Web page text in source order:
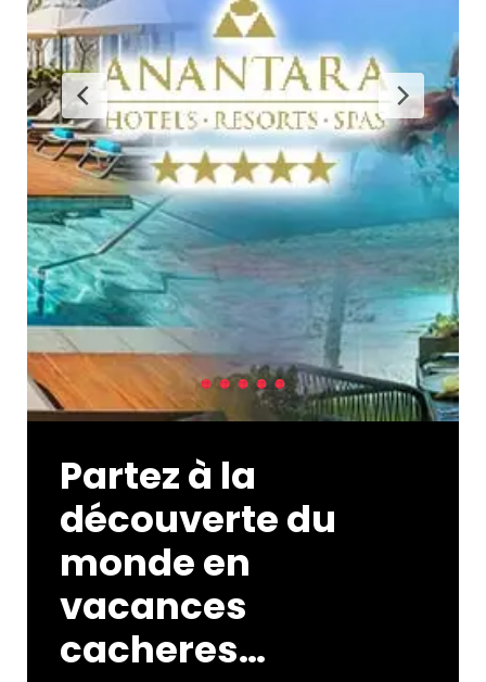
Partez à la
découverte du
monde en
vacances
cacheres…